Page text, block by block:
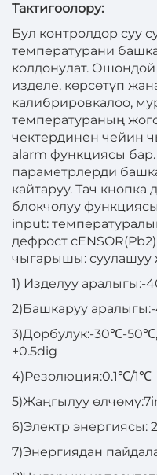
Тактигоолору:
Бул контролдор суу
температурани
колдонулат.
изделе, көрсөтүп
калибрировкалоо,
температураның
чектердинен чейин
alarm функциясы
параметрлерди
кайтаруу. Тач
блокчолуу
input:
дефрост
чыгарышы: суулашуу
1) Изделуу
2)Башкаруу
3)Дорбулук:-30℃-
+0.5dig
4)Резолюция:0.1℃/1℃
5)Жаңгылуу
6)Электр энергиясы:
7)Энергиядан